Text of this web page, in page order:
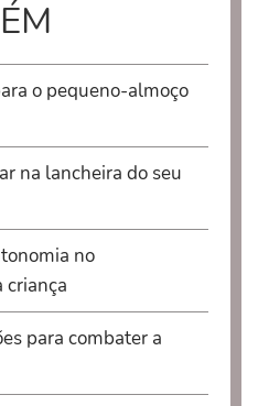
o pequeno-almoço
na lancheira do seu
no
criança
para combater a